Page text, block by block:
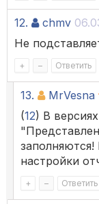
12. chmv
Не
+ – Ответить
13. MrVesna
(12) В
настройки
+ – Ответить